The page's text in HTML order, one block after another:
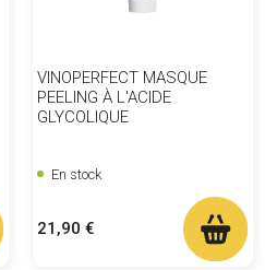
VINOPERFECT MASQUE
PEELING À L'ACIDE
GLYCOLIQUE
En stock
Prix
21,90 €